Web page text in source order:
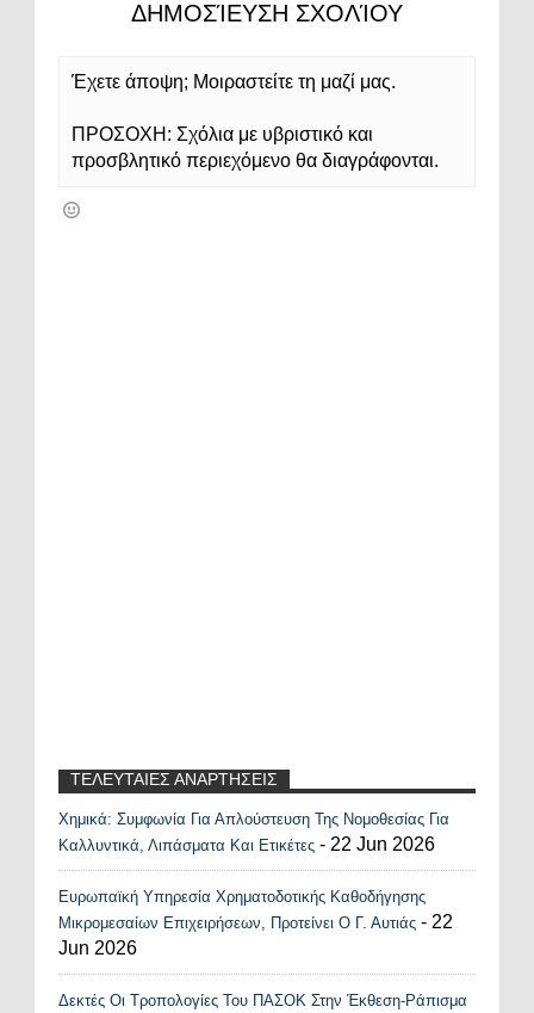
ΔΗΜΟΣΊΕΥΣΗ ΣΧΟΛΊΟΥ
Έχετε άποψη; Μοιραστείτε τη μαζί μας.
ΠΡΟΣΟΧΗ: Σχόλια με υβριστικό και
προσβλητικό περιεχόμενο θα διαγράφονται.
ΤΕΛΕΥΤΑΙΕΣ ΑΝΑΡΤΗΣΕΙΣ
Recent Posts Widget
Χημικά: Συμφωνία Για Απλούστευση Της Νομοθεσίας Για
Καλλυντικά, Λιπάσματα Και Ετικέτες - 22 Jun 2026
Ευρωπαϊκή Υπηρεσία Χρηματοδοτικής Καθοδήγησης
Μικρομεσαίων Επιχειρήσεων, Προτείνει Ο Γ. Αυτιάς - 22
Jun 2026
Δεκτές Οι Τροπολογίες Του ΠΑΣΟΚ Στην Έκθεση-Ράπισμα